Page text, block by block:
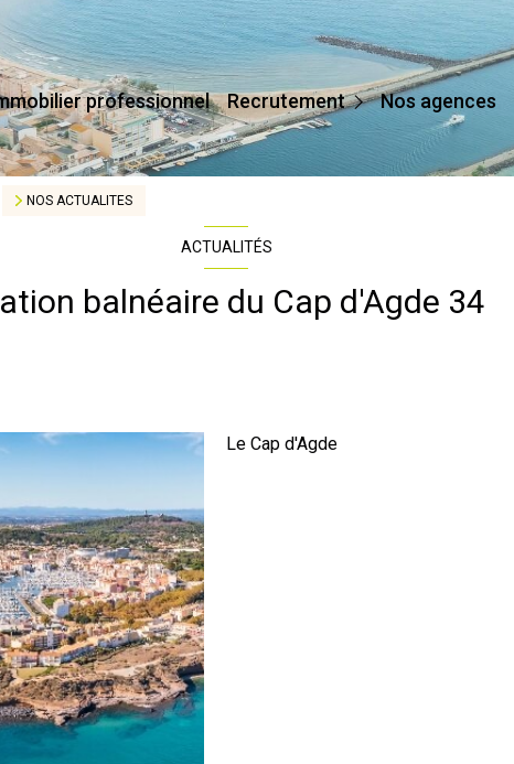
professionnel Recrutement
Devenir Conseiller
Affilier Mon Agence
Je Crée Mon Agence
Nos agences
NOS ACTUALITES
ACTUALITÉS
balnéaire du Cap d'Agde 34
Le Cap d'Agde